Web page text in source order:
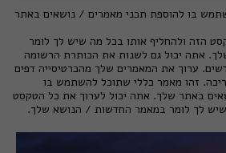
בו להוספת תכני מאמרים / נושאים באתר
הזה ולהחליף אותו בכל מה שיש לך לומר
אתה יכול גם לשנות את הכותרת הרשומה
ערוך את המאמרים שלך מהכרטיסייה דפים
זהו מאמר כללי שתוכל להשתמש בו
באתר שלך. אתה יכול לערוך את כל הטקסט
שיש לך לומר במאמר החדשות / הנושא שלך.